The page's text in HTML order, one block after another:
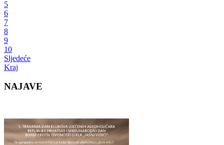
5
6
7
8
9
10
Sljedeće
Kraj
NAJAVE